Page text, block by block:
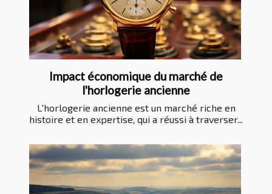
Impact économique du marché de
l'horlogerie ancienne
L'horlogerie ancienne est un marché riche en
histoire et en expertise, qui a réussi à traverser...